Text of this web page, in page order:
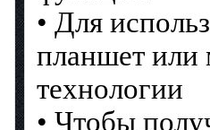
• Для
планшет или
технологии
• Чтобы